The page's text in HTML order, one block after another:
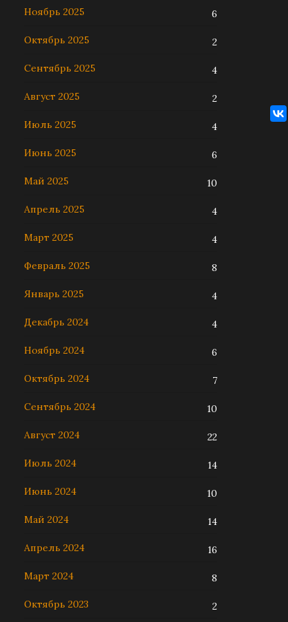
Ноябрь 2025 6
Октябрь 2025 2
Сентябрь 2025 4
Август 2025 2
Июль 2025 4
Июнь 2025 6
Май 2025 10
Апрель 2025 4
Март 2025 4
Февраль 2025 8
Январь 2025 4
Декабрь 2024 4
Ноябрь 2024 6
Октябрь 2024 7
Сентябрь 2024 10
Август 2024 22
Июль 2024 14
Июнь 2024 10
Май 2024 14
Апрель 2024 16
Март 2024 8
Октябрь 2023 2